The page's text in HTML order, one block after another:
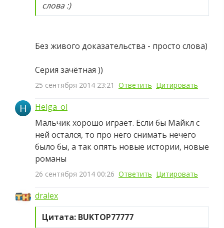
слова :)
Без живого доказательства - просто слова)
Серия зачётная ))
25 сентября 2014 23:21 Ответить Цитировать
H
Helga_ol
Мальчик хорошо играет. Если бы Майкл с
ней остался, то про него снимать нечего
было бы, а так опять новые истории, новые
романы
26 сентября 2014 00:26 Ответить Цитировать
dralex
Цитата: BUKTOP77777